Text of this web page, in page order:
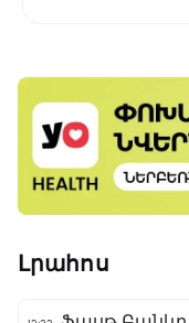
Լրահոս